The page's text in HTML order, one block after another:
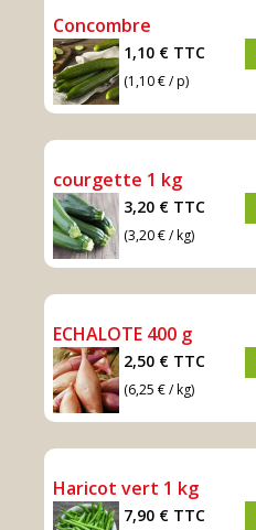
Concombre
1,10 € TTC
(1,10 € / p)
courgette 1 kg
3,20 € TTC
(3,20 € / kg)
ECHALOTE 400 g
2,50 € TTC
(6,25 € / kg)
Haricot vert 1 kg
7,90 € TTC